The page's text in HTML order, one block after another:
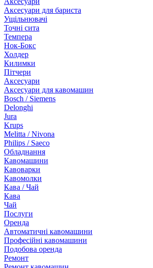
Аксесуари для бариста
Ущільнювачі
Точні сита
Темпера
Нок-Бокс
Холдер
Килимки
Пітчери
Аксесуари
Аксесуари для кавомашин
Bosch / Siemens
Delonghi
Jura
Krups
Melitta / Nivona
Philips / Saeco
Обладнання
Кавомашини
Кавоварки
Кавомолки
Кава / Чай
Кава
Чай
Послуги
Оренда
Автоматичні кавомашини
Професійні кавомашини
Подобова оренда
Ремонт